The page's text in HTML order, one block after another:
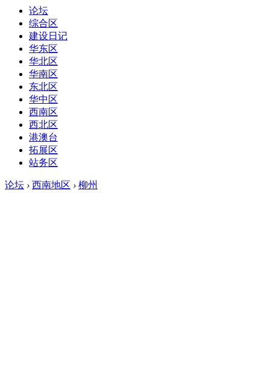
论坛
综合区
建设日记
华东区
华北区
华南区
东北区
华中区
西南区
西北区
港澳台
拓展区
站务区
论坛 › 西南地区 › 柳州